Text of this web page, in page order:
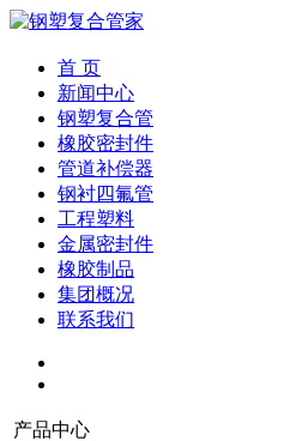
首 页
新闻中心
钢塑复合管
橡胶密封件
管道补偿器
钢衬四氟管
工程塑料
金属密封件
橡胶制品
集团概况
联系我们
产品中心